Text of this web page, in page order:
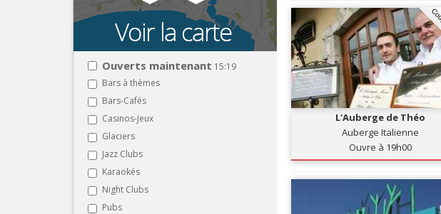
Ouverts maintenant 15:19
Bars à thèmes
Bars-Cafés
Casinos-Jeux
Glaciers
Jazz Clubs
Karaokés
Night Clubs
Pubs
L'Auberge de Théo
Auberge Italienne
Ouvre à 19h00